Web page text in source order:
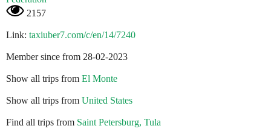
2157
Link: taxiuber7.com/c/en/14/7240
Member since from 28-02-2023
Show all trips from El Monte
Show all trips from United States
Find all trips from Saint Petersburg, Tula